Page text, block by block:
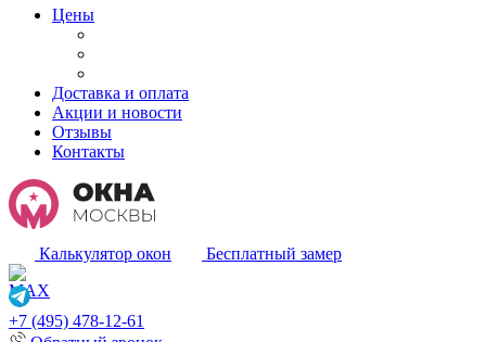
Цены
Доставка и оплата
Акции и новости
Отзывы
Контакты
Калькулятор окон Бесплатный замер
+7 (495) 478-12-61